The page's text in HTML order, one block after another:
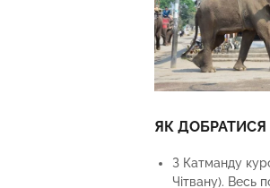
ЯК ДОБРАТИСЯ
З Катманду
Чітвану). Весь